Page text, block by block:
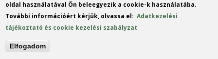
MO
DI MI DO FR SA
SO
3
oldal használatával Ön beleegyezik a cookie-k használatába.
További információért kérjük, olvassa el:Adatkezelési
tájékoztató és cookie kezelési szabályzat
Elfogadom